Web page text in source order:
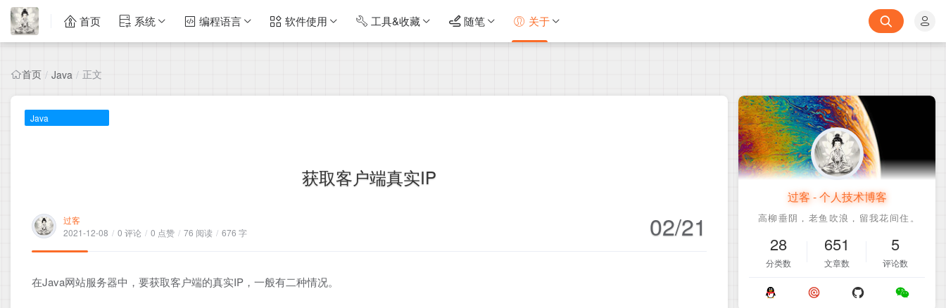
首页 系统 编程语言 软件使用 工具&收藏 随笔 关于
首页 / Java / 正文
Java
获取客户端真实IP
过客
2021-12-08 / 0 评论 / 0 点赞 / 76 阅读 / 676 字 02/21
在Java网站服务器中，要获取客户端的真实IP，一般有二种情况。
过客 - 个人技术博客
28
分类数
651
文章数
5
评论数